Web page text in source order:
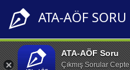
ATA-AÖF SORU
ATA-AÖF Soru
Çıkmış Sorular Cepte